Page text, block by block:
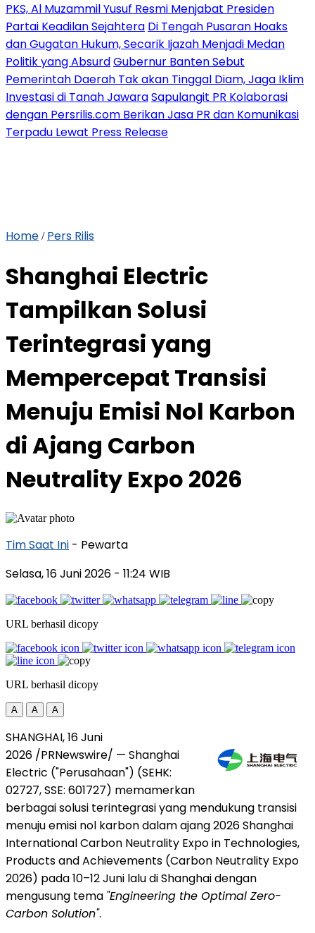
PKS, Al Muzammil Yusuf Resmi Menjabat Presiden
Partai Keadilan Sejahtera Di Tengah Pusaran Hoaks
dan Gugatan Hukum, Secarik Ijazah Menjadi Medan
Politik yang AbsurdGubernur Banten Sebut
Pemerintah Daerah Tak akan Tinggal Diam, Jaga Iklim
Investasi di Tanah JawaraSapulangit PR Kolaborasi
dengan Persrilis.com Berikan Jasa PR dan Komunikasi
Terpadu Lewat Press Release
Home / Pers Rilis
Shanghai Electric
Tampilkan Solusi
Terintegrasi yang
Mempercepat Transisi
Menuju Emisi Nol Karbon
di Ajang Carbon
Neutrality Expo 2026
Tim Saat Ini - Pewarta
Selasa, 16 Juni 2026 - 11:24 WIB
URL berhasil dicopy
URL berhasil dicopy
A A A
SHANGHAI, 16 Juni
2026 /PRNewswire/ — Shanghai
Electric ("Perusahaan") (SEHK:
02727, SSE: 601727) memamerkan
berbagai solusi terintegrasi yang mendukung transisi
menuju emisi nol karbon dalam ajang 2026 Shanghai
International Carbon Neutrality Expo in Technologies,
Products and Achievements (Carbon Neutrality Expo
2026) pada 10–12 Juni lalu di Shanghai dengan
mengusung tema "Engineering the Optimal Zero-
Carbon Solution".